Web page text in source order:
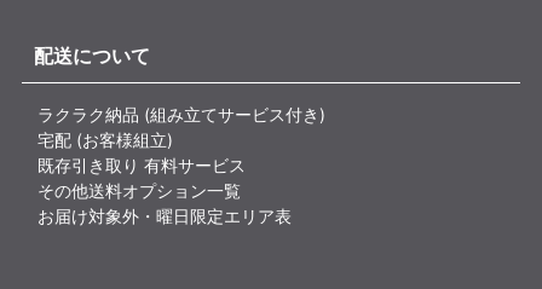
配送について
ラクラク納品 (組み立てサービス付き)
宅配 (お客様組立)
既存引き取り 有料サービス
その他送料オプション一覧
お届け対象外・曜日限定エリア表